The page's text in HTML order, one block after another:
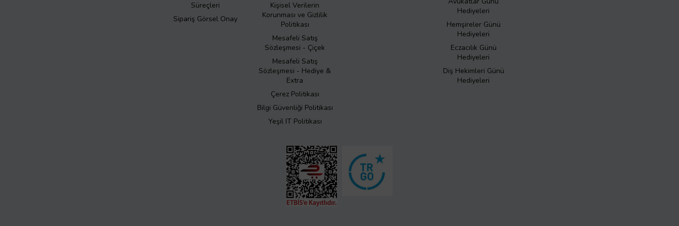
Süreçleri
Sipariş Görsel Onay
Kişisel Verilerin
Korunması ve Gizlilik
Politikası
Mesafeli Satış
Sözleşmesi - Çiçek
Mesafeli Satış
Sözleşmesi - Hediye &
Extra
Çerez Politikası
Bilgi Güvenliği Politikası
Yeşil IT Politikası
Hediyeleri
Hemşireler Günü
Hediyeleri
Eczacılık Günü
Hediyeleri
Diş Hekimleri Günü
Hediyeleri